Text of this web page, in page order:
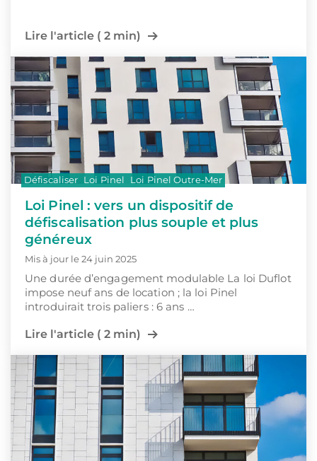
Lire l'article ( 2 min)
Loi Pinel : vers un dispositif de
défiscalisation plus souple et plus
généreux
Mis à jour le 24 juin 2025
Une durée d’engagement modulable La loi Duflot
impose neuf ans de location ; la loi Pinel
introduirait trois paliers : 6 ans …
Lire l'article ( 2 min)
Défiscaliser Loi Pinel Loi Pinel Outre-Mer